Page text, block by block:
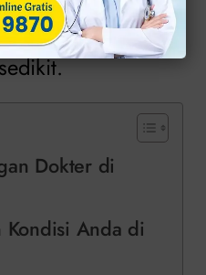
kencing terlalu
Dokter di
Kondisi Anda di